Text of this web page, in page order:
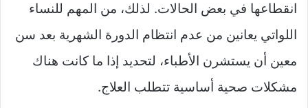
انقطاعها في بعض الحالات. لذلك، من المهم للنساء
اللواتي يعانين من عدم انتظام الدورة الشهرية بعد سن
معين أن يستشرن الأطباء، لتحديد إذا ما كانت هناك
مشكلات صحية أساسية تتطلب العلاج.